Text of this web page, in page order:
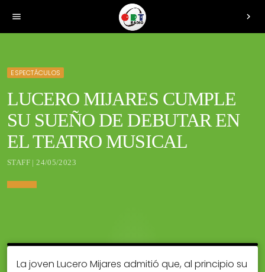
menu chevron_right
ESPECTÁCULOS
LUCERO MIJARES CUMPLE
SU SUEÑO DE DEBUTAR EN
EL TEATRO MUSICAL
STAFF | 24/05/2023
La joven Lucero Mijares admitió que, al principio su